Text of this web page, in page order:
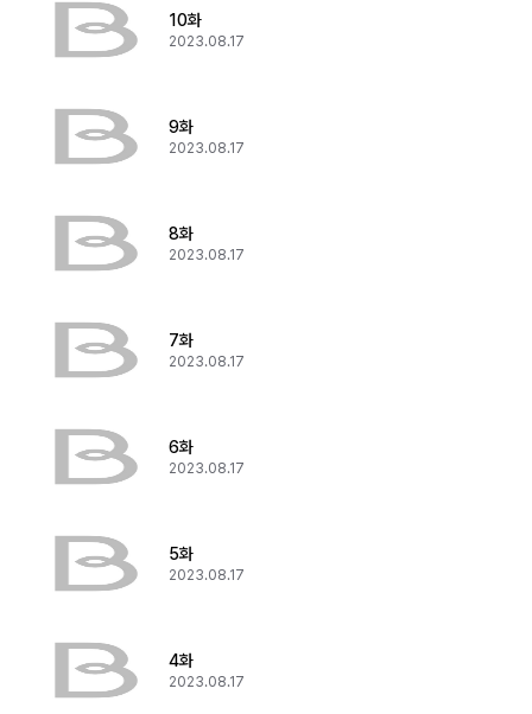
10화
2023.08.17
9화
2023.08.17
8화
2023.08.17
7화
2023.08.17
6화
2023.08.17
5화
2023.08.17
4화
2023.08.17